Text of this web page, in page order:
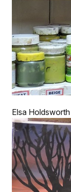
Elsa Holdsworth